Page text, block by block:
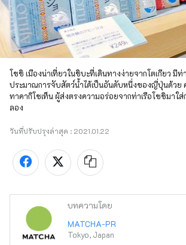
โชชิ เมืองน่าเที่ยวในชิบะที่เดินทางง่ายจากโตเกียว มีท่
ประมาณการจับสัตว์น้ำได้เป็นอันดับหนึ่งของญี่ปุ่นด้วย
ทาคากิโชเท็น ผู้ส่งตรงความอร่อยจากท่าเรือโชชิมาใ
ลอง
วันที่ปรับปรุงล่าสุด : 2021.01.22
บทความโดย
MATCHA-PR
Tokyo, Japan